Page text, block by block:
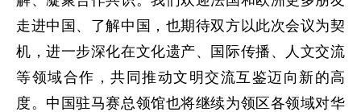
走进中国、了解中国，也期待双方以此次会议为契
机，进一步深化在文化遗产、国际传播、人文交流
等领域合作，共同推动文明交流互鉴迈向新的高
度。中国驻马赛总领馆也将继续为领区各领域对华